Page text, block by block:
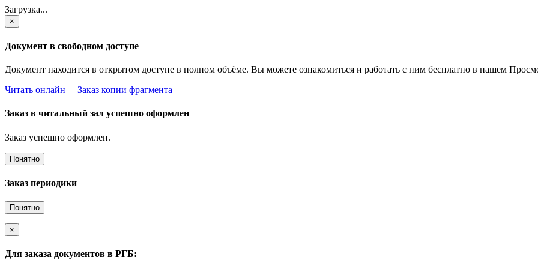
Загрузка...
×
Документ в свободном доступе
Документ находится в открытом доступе в полном объёме. Вы можете ознакомиться и работать с ним бесплатно в нашем
Читать онлайн
Заказ копии фрагмента
Заказ в читальный зал успешно оформлен
Заказ успешно оформлен.
Понятно
Заказ периодики
Понятно
×
Для заказа документов в РГБ: